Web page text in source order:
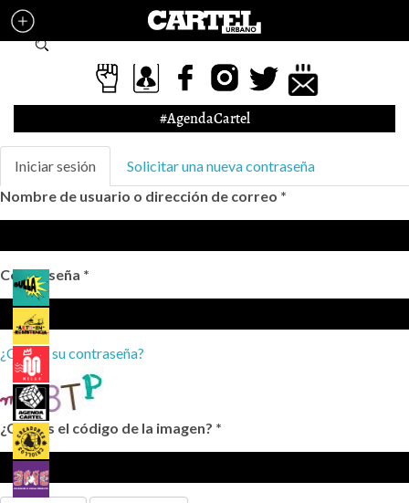
Pasar al contenido principal
Formulario de búsqueda
#AgendaCartel
Solapas principales
Iniciar sesión (solapa
activa)
Solicitar una nueva contraseña
Nombre de usuario o dirección de correo *
Contraseña *
¿Olvidó su contraseña?
¿Cuál es el código de la imagen? *